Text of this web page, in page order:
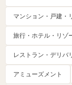
マンション・戸建・
旅行・ホテル・リゾ
レストラン・デリバ
アミューズメント